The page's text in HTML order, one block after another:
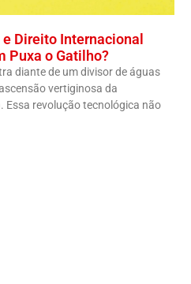
Direito Internacional
Puxa o Gatilho?
diante de um divisor de águas
vertiginosa da
Essa revolução tecnológica não